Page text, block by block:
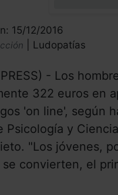
15/12/2016
| Ludopatías
- Los
322 euros en
'on line', según
Psicología y
"Los jóvenes,
convierten, el